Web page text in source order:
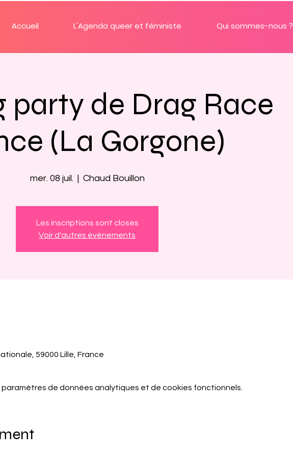
Accueil L'Agenda queer et féministe Qui sommes-nous ?
party de Drag Race
(La Gorgone)
mer. 08 juil.
  |
Chaud Bouillon
Les inscriptions sont closes
Voir d'autres événements
59000 Lille, France
de données analytiques et de cookies fonctionnels.